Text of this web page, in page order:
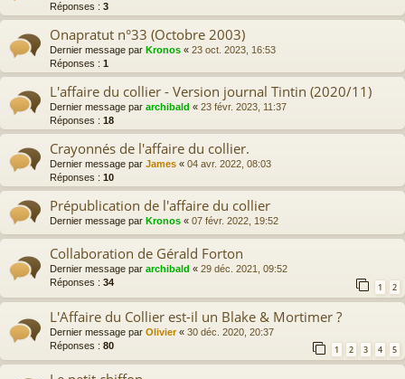
Réponses : 3
Onapratut n°33 (Octobre 2003)
Dernier message par Kronos « 23 oct. 2023, 16:53
Réponses : 1
L'affaire du collier - Version journal Tintin (2020/11)
Dernier message par archibald « 23 févr. 2023, 11:37
Réponses : 18
Crayonnés de l'affaire du collier.
Dernier message par James « 04 avr. 2022, 08:03
Réponses : 10
Prépublication de l'affaire du collier
Dernier message par Kronos « 07 févr. 2022, 19:52
Collaboration de Gérald Forton
Dernier message par archibald « 29 déc. 2021, 09:52
Réponses : 34 1 2
L'Affaire du Collier est-il un Blake & Mortimer ?
Dernier message par Olivier« 30 déc. 2020, 20:37
Réponses : 80 1 2 3 4 5